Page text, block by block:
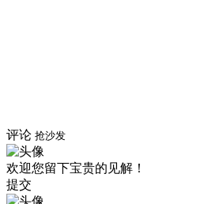
评论 抢沙发
欢迎您留下宝贵的见解！
提交